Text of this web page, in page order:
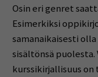
Osin eri genret
Esimerkiksi
samanaikaisesti
sisältönsä
kurssikirjallisuus